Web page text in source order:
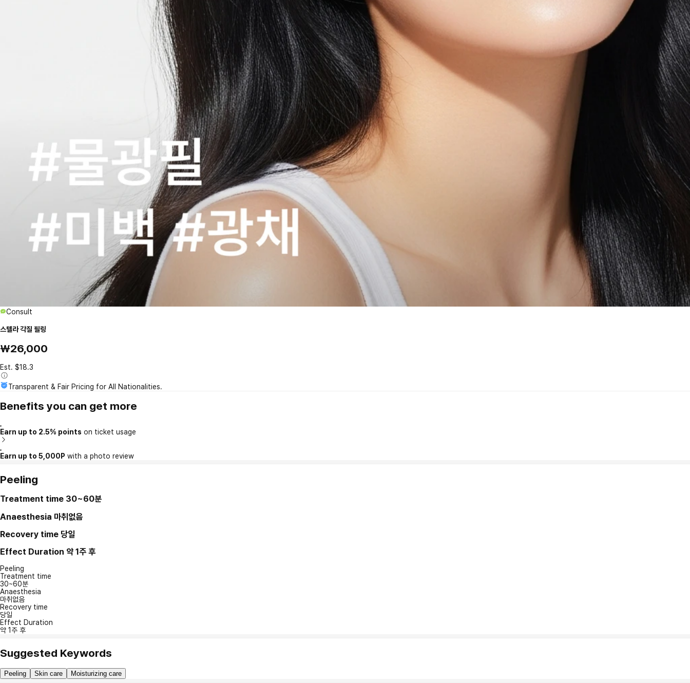
Consult
스텔라 각질 필링
₩26,000
Est. $18.3
Transparent & Fair Pricing for All Nationalities.
Benefits you can get more
Earn up to 2.5% points on ticket usage
Earn up to 5,000P with a photo review
Peeling
Treatment time 30~60분
Anaesthesia 마취없음
Recovery time 당일
Effect Duration 약 1주 후
Peeling
Treatment time
30~60분
Anaesthesia
마취없음
Recovery time
당일
Effect Duration
약 1주 후
Suggested Keywords
Peeling Skin care Moisturizing care